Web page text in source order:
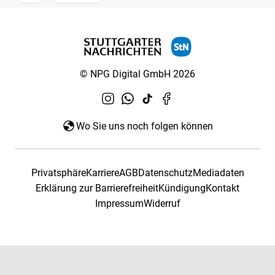
© NPG Digital GmbH 2026
Wo Sie uns noch folgen können
PrivatsphäreKarriereAGBDatenschutzMediadaten
Erklärung zur BarrierefreiheitKündigungKontakt
ImpressumWiderruf